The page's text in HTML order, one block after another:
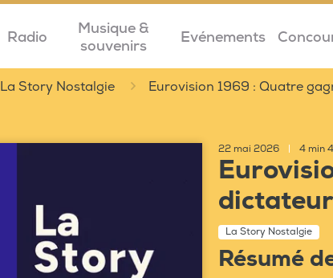
Radio
Musique &
souvenirs
Evénements
La Story Nostalgie Eurovision 1969 : Quatre
22 mai 2026 4 min
La Story Nostalgie
Résumé